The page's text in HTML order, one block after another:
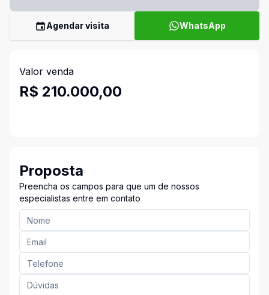
Agendar visita WhatsApp
Valor venda
R$ 210.000,00
Proposta
Preencha os campos para que um de nossos
especialistas entre em contato